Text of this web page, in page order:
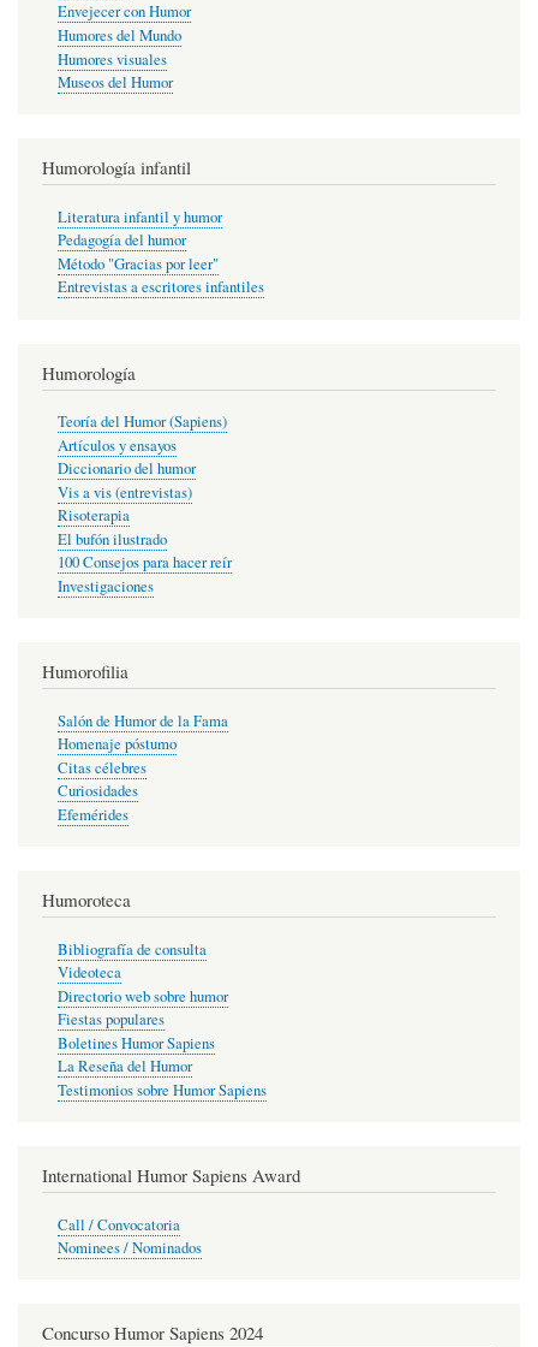
Envejecer con Humor
Humores del Mundo
Humores visuales
Museos del Humor
Humorología infantil
Literatura infantil y humor
Pedagogía del humor
Método "Gracias por leer"
Entrevistas a escritores infantiles
Humorología
Teoría del Humor (Sapiens)
Artículos y ensayos
Diccionario del humor
Vis a vis (entrevistas)
Risoterapia
El bufón ilustrado
100 Consejos para hacer reír
Investigaciones
Humorofilia
Salón de Humor de la Fama
Homenaje póstumo
Citas célebres
Curiosidades
Efemérides
Humoroteca
Bibliografía de consulta
Videoteca
Directorio web sobre humor
Fiestas populares
Boletines Humor Sapiens
La Reseña del Humor
Testimonios sobre Humor Sapiens
International Humor Sapiens Award
Call / Convocatoria
Nominees / Nominados
Concurso Humor Sapiens 2024